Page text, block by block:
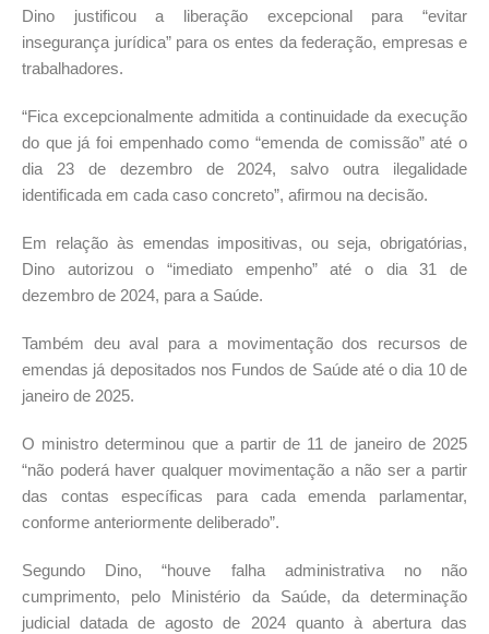
Dino justificou a liberação excepcional para “evitar
insegurança jurídica” para os entes da federação, empresas e
trabalhadores.
“Fica excepcionalmente admitida a continuidade da execução
do que já foi empenhado como “emenda de comissão” até o
dia 23 de dezembro de 2024, salvo outra ilegalidade
identificada em cada caso concreto”, afirmou na decisão.
Em relação às emendas impositivas, ou seja, obrigatórias,
Dino autorizou o “imediato empenho” até o dia 31 de
dezembro de 2024, para a Saúde.
Também deu aval para a movimentação dos recursos de
emendas já depositados nos Fundos de Saúde até o dia 10 de
janeiro de 2025.
O ministro determinou que a partir de 11 de janeiro de 2025
“não poderá haver qualquer movimentação a não ser a partir
das contas específicas para cada emenda parlamentar,
conforme anteriormente deliberado”.
Segundo Dino, “houve falha administrativa no não
cumprimento, pelo Ministério da Saúde, da determinação
judicial datada de agosto de 2024 quanto à abertura das